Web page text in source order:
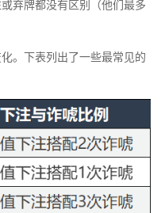
弃牌都没有区别（他们最多
。下表列出了一些最常见的